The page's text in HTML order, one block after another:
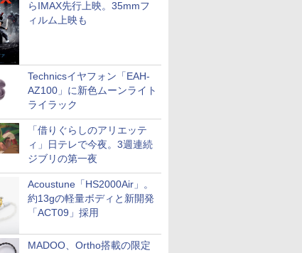
らIMAX先行上映。35mmフ
ィルム上映も
Technicsイヤフォン「EAH-
AZ100」に新色ムーンライト
ライラック
「借りぐらしのアリエッテ
ィ」日テレで今夜。3週連続
ジブリの第一夜
Acoustune「HS2000Air」。
約13gの軽量ボディと新開発
「ACT09」採用
MADOO、Ortho搭載の限定